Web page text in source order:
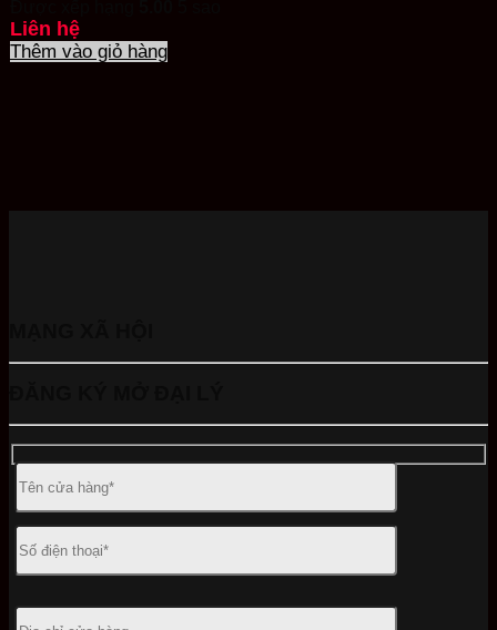
Liên hệ
Thêm vào giỏ hàng